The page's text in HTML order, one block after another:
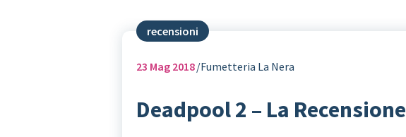
recensioni
23 Mag 2018 Fumetteria La Nera
Deadpool 2 – La Recensione